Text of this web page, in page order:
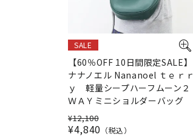
SALE
【60％OFF 10日間限定SALE】
ナナノエル Nananoel ｔｅｒｒ
ｙ 軽量シープハーフムーン２
ＷＡＹミニショルダーバッグ
¥12,100
¥4,840
税込